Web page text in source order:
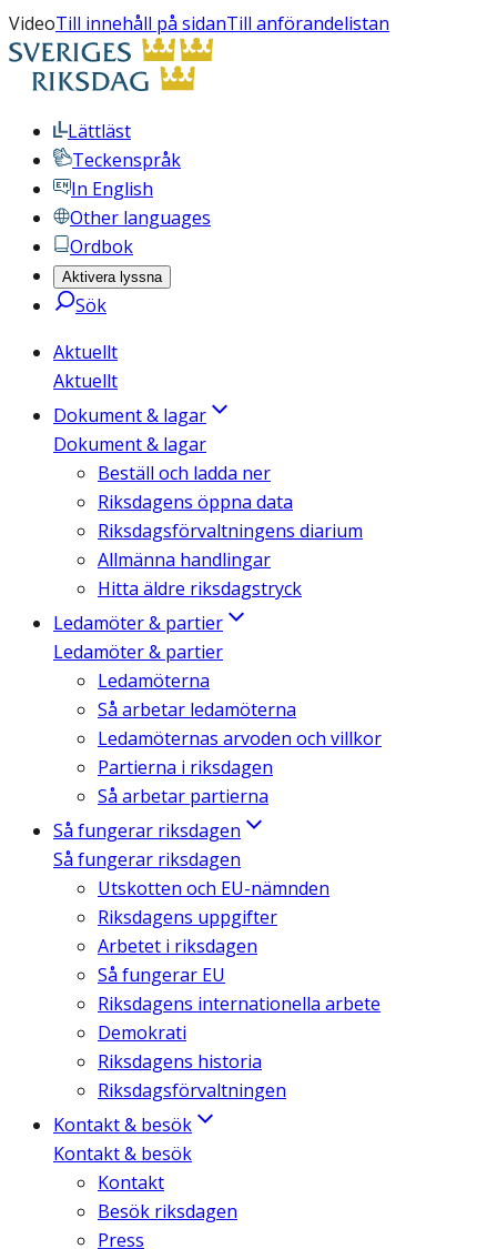
VideoTill innehåll på sidanTill anförandelistan
Lättläst
Teckenspråk
In English
Other languages
Ordbok
Aktivera lyssna
Sök
Aktuellt
Aktuellt
Dokument & lagar
Dokument & lagar
Beställ och ladda ner
Riksdagens öppna data
Riksdagsförvaltningens diarium
Allmänna handlingar
Hitta äldre riksdagstryck
Ledamöter & partier
Ledamöter & partier
Ledamöterna
Så arbetar ledamöterna
Ledamöternas arvoden och villkor
Partierna i riksdagen
Så arbetar partierna
Så fungerar riksdagen
Så fungerar riksdagen
Utskotten och EU-nämnden
Riksdagens uppgifter
Arbetet i riksdagen
Så fungerar EU
Riksdagens internationella arbete
Demokrati
Riksdagens historia
Riksdagsförvaltningen
Kontakt & besök
Kontakt & besök
Kontakt
Besök riksdagen
Press